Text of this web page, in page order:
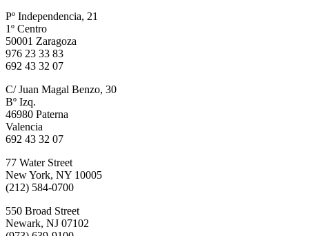
Pº Independencia, 21
1º Centro
50001 Zaragoza
976 23 33 83
692 43 32 07
C/ Juan Magal Benzo, 30
Bº Izq.
46980 Paterna
Valencia
692 43 32 07
77 Water Street
New York, NY 10005
(212) 584-0700
550 Broad Street
Newark, NJ 07102